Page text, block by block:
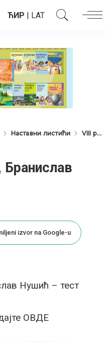
ЋИР | LAT
Наставни листићи VIII разред
izvor na Google-u
Нушић – тест
ОВДЕ